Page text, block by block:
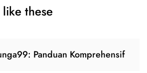
these
Panduan Komprehensif